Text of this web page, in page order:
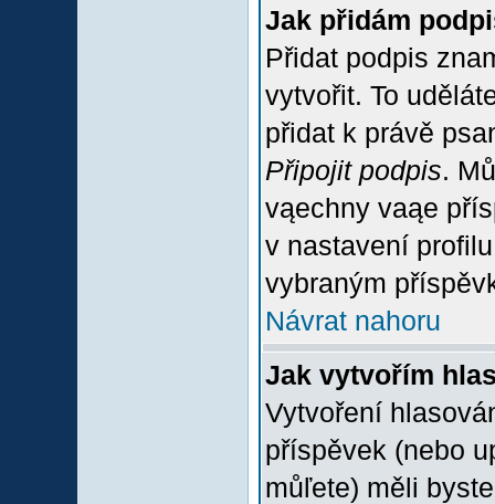
Jak přidám
Přidat podpis
vytvořit. To
přidat k právě
Připojit podpis.
vąechny vaąe
v nastavení
vybraným
Návrat nahoru
Jak vytvořím
Vytvoření
příspěvek (nebo
můľete) měli